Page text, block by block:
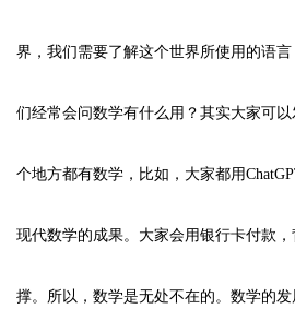
界，我们需要了解这个世界所使用的语
们经常会问数学有什么用？其实大家可
个地方都有数学，比如，大家都用
现代数学的成果。大家会用银行卡付款
撑。所以，数学是无处不在的。数学的